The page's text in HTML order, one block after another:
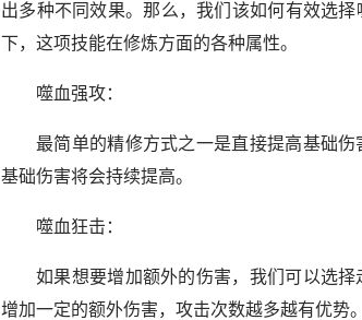
出多种不同效果。那么，我们该如何有效选
下，这项技能在修炼方面的各种属性。
噬血强攻：
最简单的精修方式之一是直接提高基础
基础伤害将会持续提高。
噬血狂击：
如果想要增加额外的伤害，我们可以选
增加一定的额外伤害，攻击次数越多越有优势。